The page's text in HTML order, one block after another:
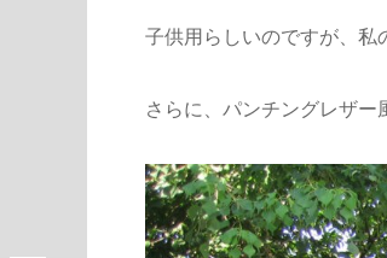
子供用らしいのですが、私
さらに、パンチングレザー